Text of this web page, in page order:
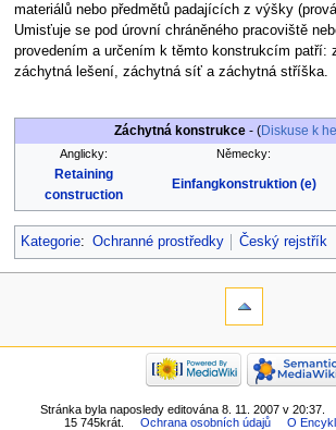
na
navigaci
na
vyhledávání
materiálů nebo předmětů padajících z výšky
Umisťuje se pod úrovní chráněného pracoviště
provedením a určením k těmto konstrukcím patří:
záchytná lešení, záchytná síť a záchytná stříška.
Záchytná konstrukce - (Diskuse k
Anglicky: Německy:
Retaining
construction
Einfangkonstruktion (e)
Kategorie: Ochranné prostředky Český rejstřík
Stránka byla naposledy editována 8. 11. 2007 v 20:37.
15 745krát.
Ochrana osobních údajů O